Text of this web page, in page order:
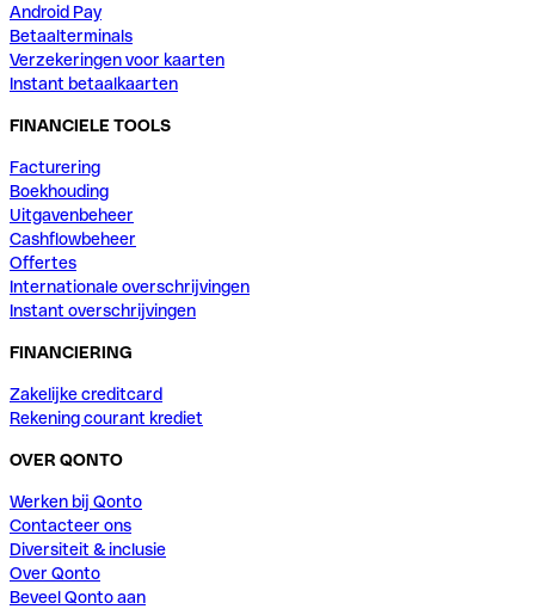
Android Pay
Betaalterminals
Verzekeringen voor kaarten
Instant betaalkaarten
FINANCIELE TOOLS
Facturering
Boekhouding
Uitgavenbeheer
Cashflowbeheer
Offertes
Internationale overschrijvingen
Instant overschrijvingen
FINANCIERING
Zakelijke creditcard
Rekening courant krediet
OVER QONTO
Werken bij Qonto
Contacteer ons
Diversiteit & inclusie
Over Qonto
Beveel Qonto aan